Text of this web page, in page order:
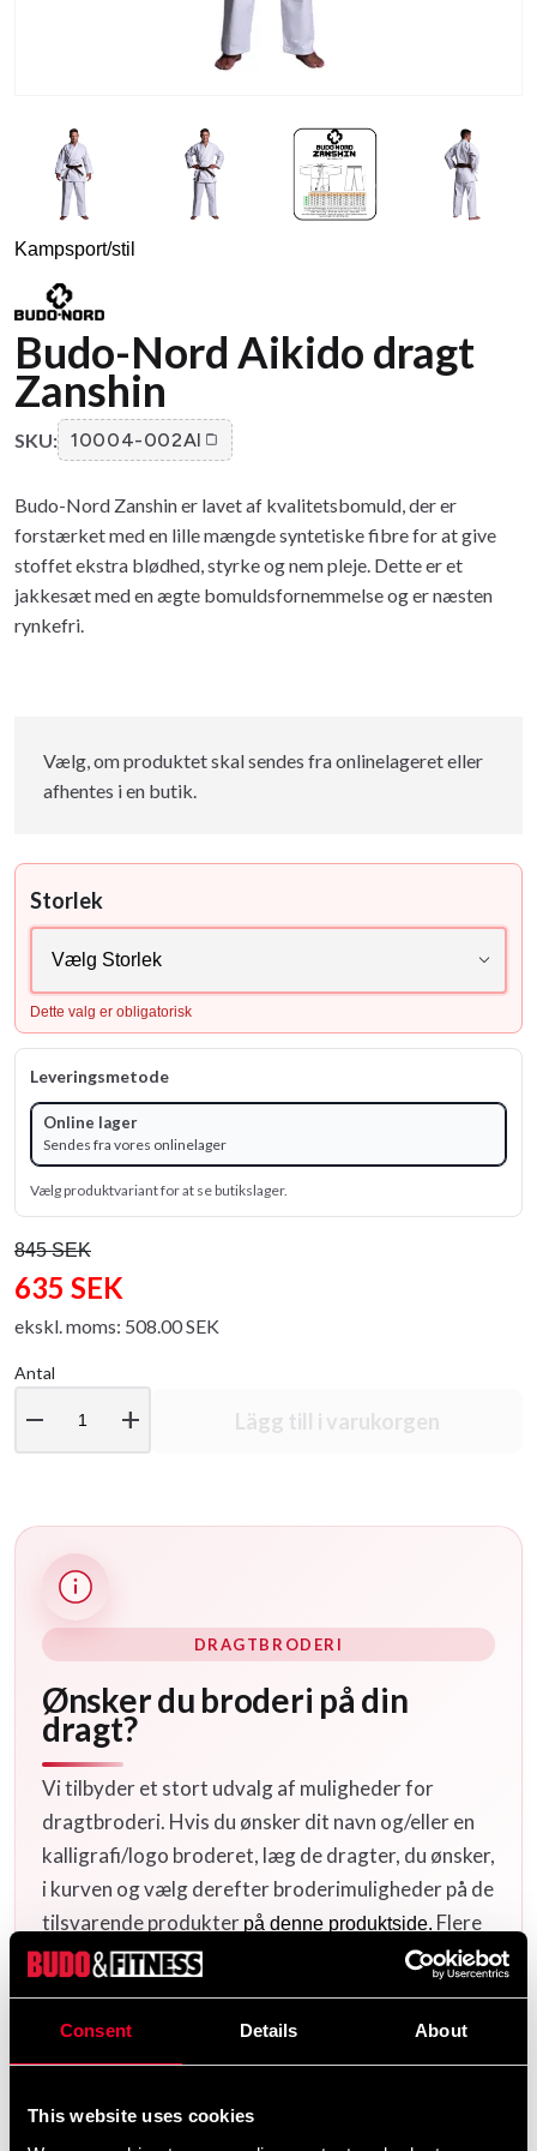
Consent Details About
This website uses cookies
Kampsport/stil
Budo-Nord Aikido dragt
Zanshin
SKU: 10004-002AI
Budo-Nord Zanshin er lavet af kvalitetsbomuld, der er
forstærket med en lille mængde syntetiske fibre for at give
stoffet ekstra blødhed, styrke og nem pleje. Dette er et
jakkesæt med en ægte bomuldsfornemmelse og er næsten
rynkefri.
Vælg, om produktet skal sendes fra onlinelageret eller
afhentes i en butik.
Storlek
Dette valg er obligatorisk
Leveringsmetode
Online lager
Sendes fra vores onlinelager
Vælg produktvariant for at se butikslager.
845 SEK
635 SEK
ekskl. moms: 508.00 SEK
Antal
remove add Lägg till i varukorgen
DRAGTBRODERI
Ønsker du broderi på din
dragt?
Vi tilbyder et stort udvalg af muligheder for
dragtbroderi. Hvis du ønsker dit navn og/eller en
kalligrafi/logo broderet, læg de dragter, du ønsker,
i kurven og vælg derefter broderimuligheder på de
tilsvarende produkter på denne produktside. Flere
logoer og kalligrafier
samt færdige
Produktinformation